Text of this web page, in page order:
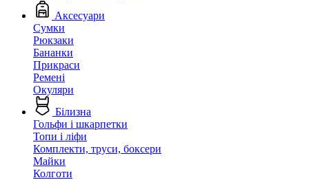
Аксесуари
Сумки
Рюкзаки
Бананки
Прикраси
Ремені
Окуляри
Білизна
Гольфи і шкарпетки
Топи і ліфи
Комплекти, труси, боксери
Майки
Колготи